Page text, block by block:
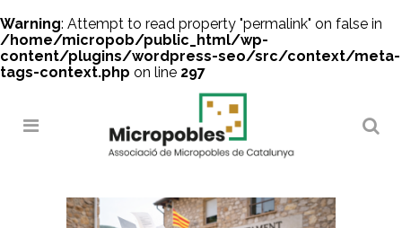
Warning: Attempt to read property "permalink" on false in
/home/micropob/public_html/wp-
content/plugins/wordpress-seo/src/context/meta-
tags-context.php on line 297